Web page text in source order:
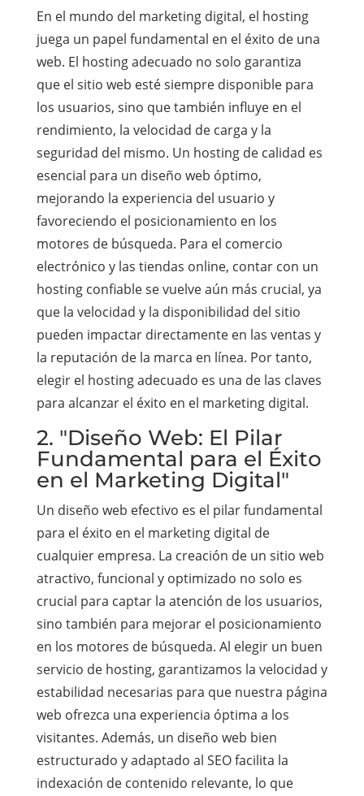
En el mundo del marketing digital, el hosting
juega un papel fundamental en el éxito de una
web. El hosting adecuado no solo garantiza
que el sitio web esté siempre disponible para
los usuarios, sino que también influye en el
rendimiento, la velocidad de carga y la
seguridad del mismo. Un hosting de calidad es
esencial para un diseño web óptimo,
mejorando la experiencia del usuario y
favoreciendo el posicionamiento en los
motores de búsqueda. Para el comercio
electrónico y las tiendas online, contar con un
hosting confiable se vuelve aún más crucial, ya
que la velocidad y la disponibilidad del sitio
pueden impactar directamente en las ventas y
la reputación de la marca en línea. Por tanto,
elegir el hosting adecuado es una de las claves
para alcanzar el éxito en el marketing digital.
2. "Diseño Web: El Pilar
Fundamental para el Éxito
en el Marketing Digital"
Un diseño web efectivo es el pilar fundamental
para el éxito en el marketing digital de
cualquier empresa. La creación de un sitio web
atractivo, funcional y optimizado no solo es
crucial para captar la atención de los usuarios,
sino también para mejorar el posicionamiento
en los motores de búsqueda. Al elegir un buen
servicio de hosting, garantizamos la velocidad y
estabilidad necesarias para que nuestra página
web ofrezca una experiencia óptima a los
visitantes. Además, un diseño web bien
estructurado y adaptado al SEO facilita la
indexación de contenido relevante, lo que